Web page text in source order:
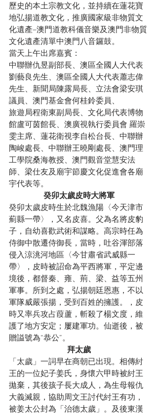
歷史的本土宗教文化，並持續在蓮花寶
地弘揚道教文化，推廣國家級非物質文
化遺產–澳門道教科儀音樂及澳門非物質
文化遺產清單中澳門八音鑼鼓。
當天上午出席嘉賓：
中聯辦仇昱副部長、澳區全國人大代表
劉藝良先生、澳區全國人大代表蕭志偉
先生、新聞局陳露局長、立法會梁安琪
議員、澳門基金會何桂鈴委員、
旅遊局程衛東副局長、文化局代表博物
館盧可茵館長、澳廣視執行委員會 羅崇
雯主席、蓮花衛視李自松台長、中聯辦
陶峻處長、中聯辦王曉剛處長、澳門理
工學院桑海教授、澳門觀音堂慧安法
師、梁仕友及廟宇節慶文化促進會各廟
宇代表等。
癸卯太歲皮時大將軍
癸卯太歲皮時生於北魏漁陽〈今天津市
薊縣一帶〉，又名皮喜。父為名將皮豹
子，自幼喜歡武術和謀略。高宗時任為
侍御中散遷侍御長，當時，吐谷渾部落
侵入涼洮河地區〈今甘肅省武威縣一
帶〉，皮時被詔命為平西將軍，平定邊
境後，都督秦、雍、荊、梁、益等五州
軍事。所到之處，弘揚朝廷恩惠，不以
軍隊威嚴張揚，受到百姓的擁護。，皮
時又率兵攻占葭蘆，斬殺了楊文度，維
護了地方安定；屢建軍功。仙逝後，被
贈謚號為“恭公”。
拜太歲
「太歲」一詞早在商朝已出現。相傳紂
王的一位妃子姜氏，身懷六甲時被紂王
拋棄，其後孩子長大成人，為生母報仇
大義滅親，協助周文王討代紂王有功，
被姜太公封為「治德太歲」。及後東漢